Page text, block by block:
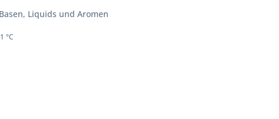
Liquids und Aromen
°C